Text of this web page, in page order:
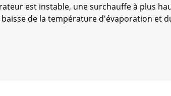
est instable, une surchauffe à plus
de la température d'évaporation et